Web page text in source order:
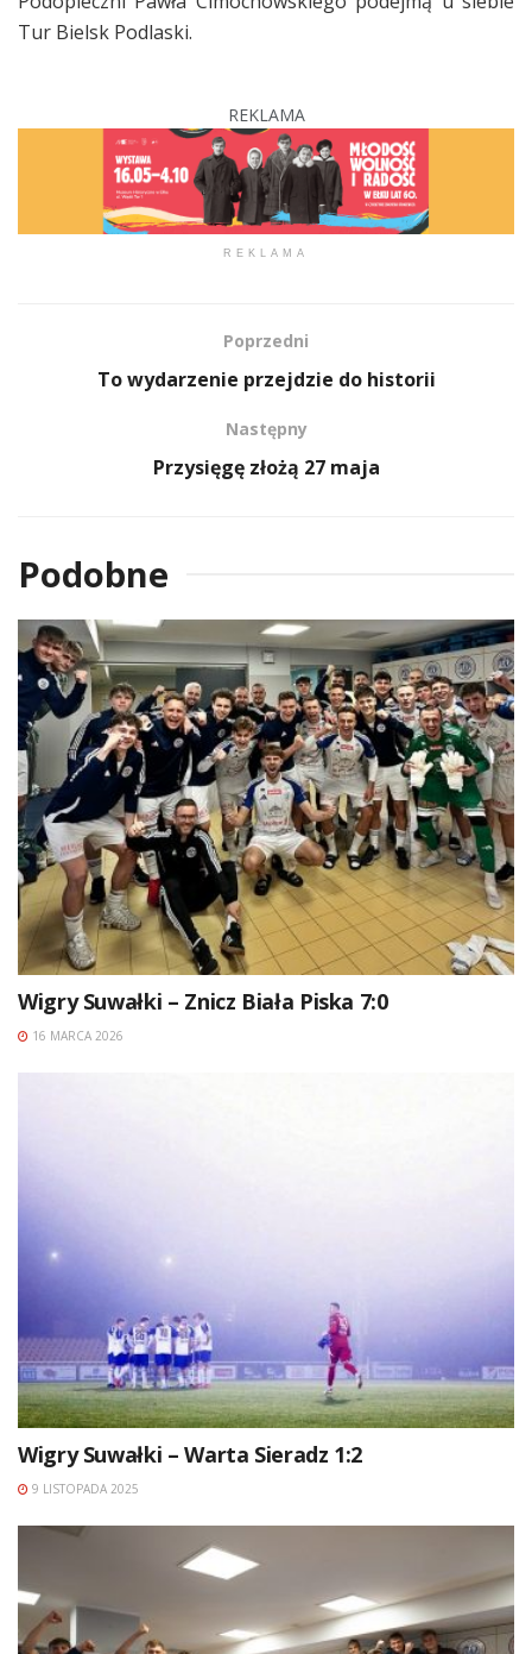
Tur Bielsk Podlaski.
REKLAMA
REKLAMA
Poprzedni
To wydarzenie przejdzie do historii
Następny
Przysięgę złożą 27 maja
Podobne
Wigry Suwałki – Znicz Biała Piska 7:0
16 MARCA 2026
Wigry Suwałki – Warta Sieradz 1:2
9 LISTOPADA 2025